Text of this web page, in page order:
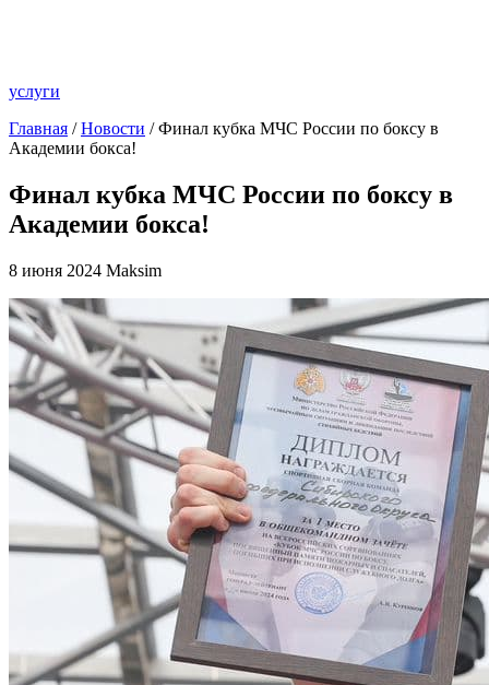
услуги
Главная /Новости / Финал кубка МЧС России по боксу в
Академии бокса!
Финал кубка МЧС России по боксу в
Академии бокса!
8 июня 2024 Maksim